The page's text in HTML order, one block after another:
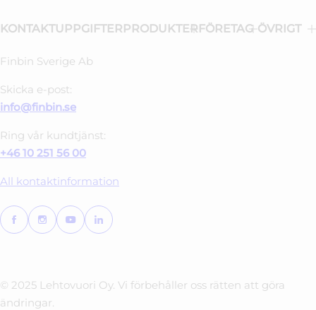
KONTAKTUPPGIFTER
Finbin Sverige Ab
Skicka e-post:
info@finbin.se
Ring vår kundtjänst:
+46 10 251 56 00
All kontaktinformation
PRODUKTERFÖRETAG ÖVRIGT
© 2025 Lehtovuori Oy. Vi förbehåller oss rätten att göra
ändringar.